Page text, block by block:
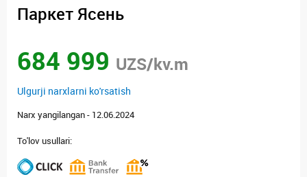
Паркет Ясень
684 999 UZS/kv.m
Ulgurji narxlarni ko'rsatish
Narx yangilangan - 12.06.2024
To'lov usullari: